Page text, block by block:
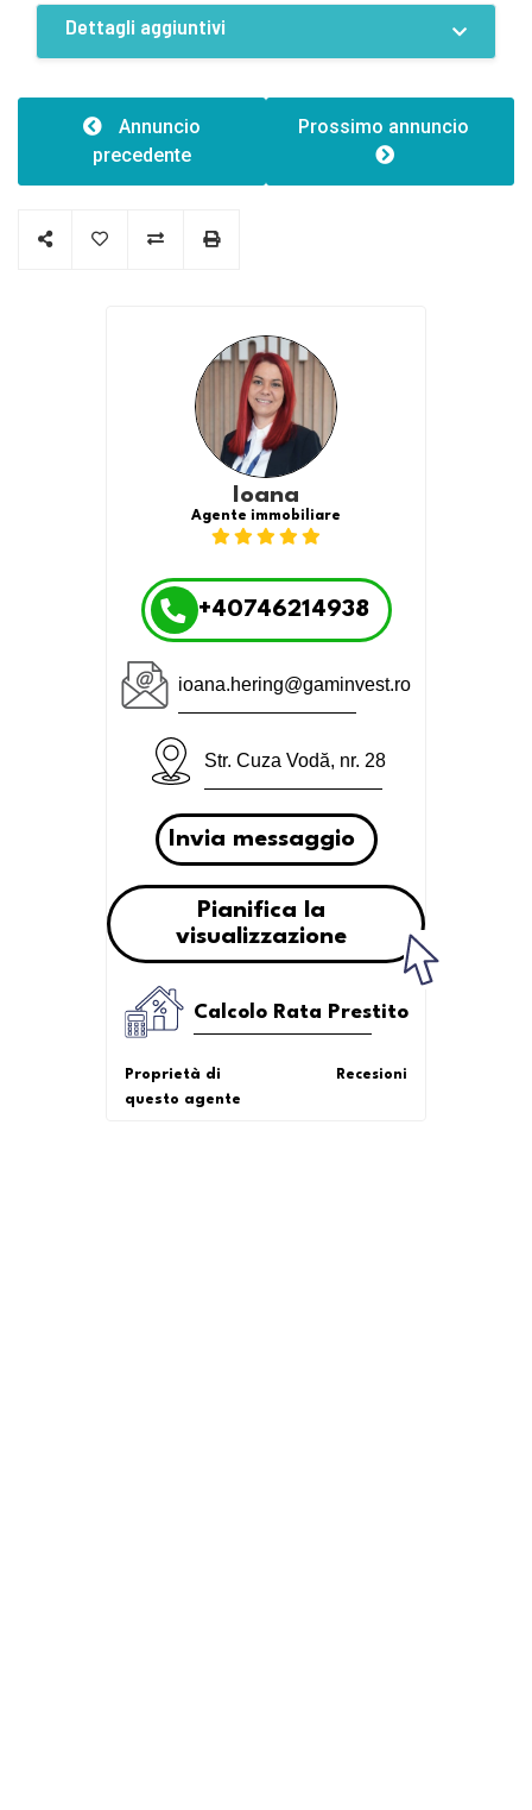
Dettagli aggiuntivi
Altezza:4.00
Annuncio
precedente
Prossimo annuncio
Ioana
Agente immobiliare
+40746214938
ioana.hering@gaminvest.ro
Str. Cuza Vodă, nr. 28
Invia messaggio
Pianifica la
visualizzazione
Calcolo Rata Prestito
Proprietà di
questo agente
Recesioni